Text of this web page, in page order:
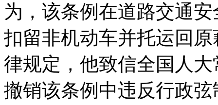
为，该条例在道路交通
扣留非机动车并托运回
律规定，他致信全国人
撤销该条例中违反行政